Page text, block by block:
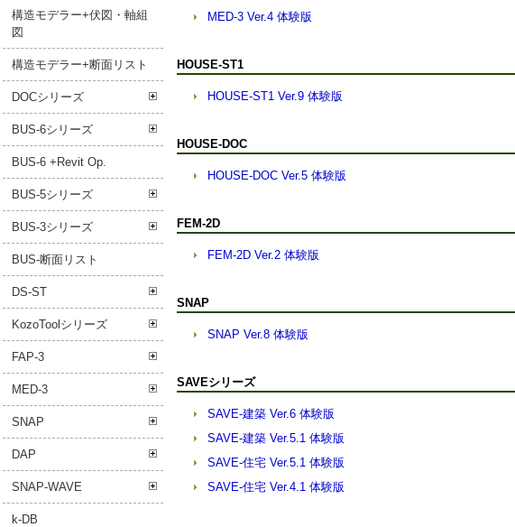
構造モデラー+伏図・軸組
図
構造モデラー+断面リスト
DOCシリーズ
BUS-6シリーズ
BUS-6 +Revit Op.
BUS-5シリーズ
BUS-3シリーズ
BUS-断面リスト
DS-ST
KozoToolシリーズ
FAP-3
MED-3
SNAP
DAP
SNAP-WAVE
k-DB
MED-3 Ver.4 体験版
HOUSE-ST1
HOUSE-ST1 Ver.9 体験版
HOUSE-DOC
HOUSE-DOC Ver.5 体験版
FEM-2D
FEM-2D Ver.2 体験版
SNAP
SNAP Ver.8 体験版
SAVEシリーズ
SAVE-建築 Ver.6 体験版
SAVE-建築 Ver.5.1 体験版
SAVE-住宅 Ver.5.1 体験版
SAVE-住宅 Ver.4.1 体験版